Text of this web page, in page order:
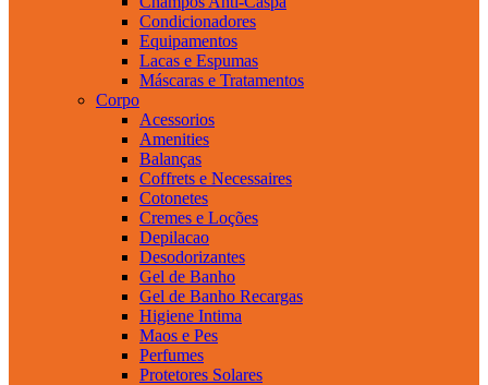
Condicionadores
Equipamentos
Lacas e Espumas
Máscaras e Tratamentos
Corpo
Acessorios
Amenities
Balanças
Coffrets e Necessaires
Cotonetes
Cremes e Loções
Depilacao
Desodorizantes
Gel de Banho
Gel de Banho Recargas
Higiene Intima
Maos e Pes
Perfumes
Protetores Solares